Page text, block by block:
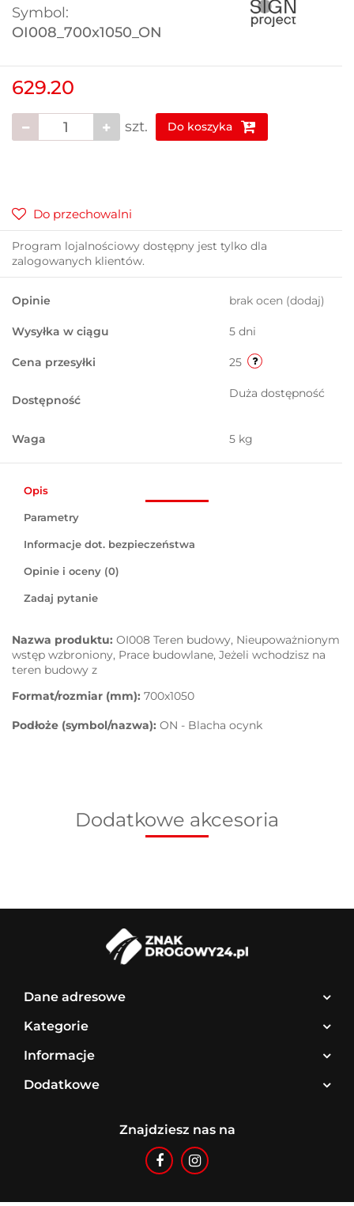
Symbol:
OI008_700x1050_ON
629.20
szt. Do koszyka
Do przechowalni
Program lojalnościowy dostępny jest tylko dla
zalogowanych klientów.
Opinie brak ocen (dodaj)
Wysyłka w ciągu 5 dni
Cena przesyłki 25
Dostępność Duża dostępność
Waga 5 kg
Opis
Parametry
Informacje dot. bezpieczeństwa
Opinie i oceny (0)
Zadaj pytanie
Nazwa produktu: OI008 Teren budowy, Nieupoważnionym
wstęp wzbroniony, Prace budowlane, Jeżeli wchodzisz na
teren budowy z
Format/rozmiar (mm): 700x1050
Podłoże (symbol/nazwa): ON - Blacha ocynk
Dodatkowe akcesoria
Dane adresowe
Kategorie
Informacje
Dodatkowe
Znajdziesz nas na